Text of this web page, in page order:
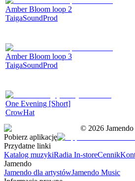
Amber Bloom loop 2
TaigaSoundProd
Amber Bloom loop 3
TaigaSoundProd
One Evening [Short]
CrowHat
© 2026
Pobierz aplikację
Przydatne linki
Katalog muzykiRadia In-storeCennik
Jamendo
Jamendo dla artystówJamendo Music